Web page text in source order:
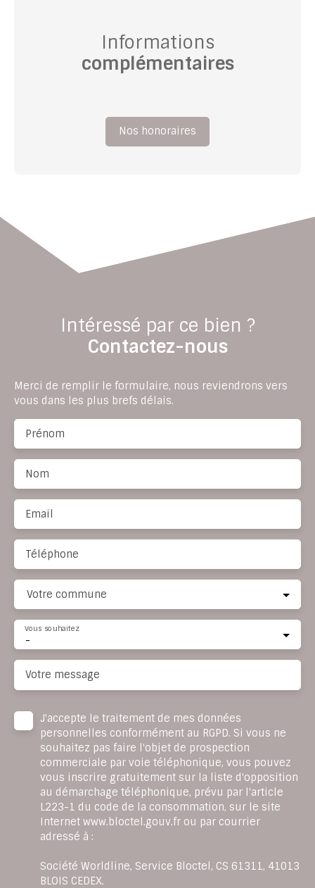
Informations
complémentaires
Nos honoraires
Intéressé par ce bien ?
Contactez-nous
Merci de remplir le formulaire, nous reviendrons vers
vous dans les plus brefs délais.
Prénom
Nom
Email
Téléphone
Votre commune
-
Vous souhaitez
Votre message
J'accepte le traitement de mes données
personnelles conformément au RGPD. Si vous ne
souhaitez pas faire l'objet de prospection
commerciale par voie téléphonique, vous pouvez
vous inscrire gratuitement sur la liste d'opposition
au démarchage téléphonique, prévu par l'article
L223-1 du code de la consommation, sur le site
Internet www.bloctel.gouv.fr ou par courrier
adressé à :
Société Worldline, Service Bloctel, CS 61311, 41013
BLOIS CEDEX.